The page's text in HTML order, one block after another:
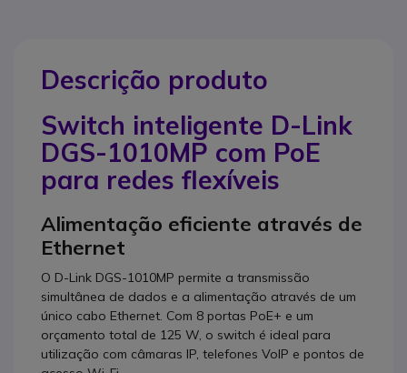
Descrição produto
Switch inteligente D-Link
DGS-1010MP com PoE
para redes flexíveis
Alimentação eficiente através de
Ethernet
O D-Link DGS-1010MP permite a transmissão
simultânea de dados e a alimentação através de um
único cabo Ethernet. Com 8 portas PoE+ e um
orçamento total de 125 W, o switch é ideal para
utilização com câmaras IP, telefones VoIP e pontos de